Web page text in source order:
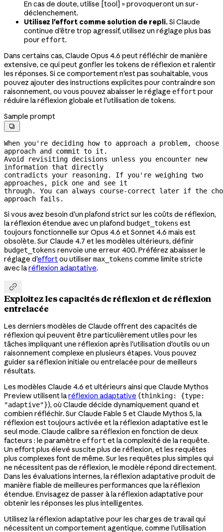
En cas de doute, utilise [tool] » provoqueront un sur-
déclenchement.
Utilisez l'effort comme solution de repli.Si Claude
continue d'être trop agressif, utilisez un réglage plus bas
pour effort.
Dans certains cas, Claude Opus 4.6 peut réfléchir de manière
extensive, ce qui peut gonfler les tokens de réflexion et ralentir
les réponses. Si ce comportement n'est pas souhaitable, vous
pouvez ajouter des instructions explicites pour contraindre son
raisonnement, ou vous pouvez abaisser le réglage effort pour
réduire la réflexion globale et l'utilisation de tokens.
Sample prompt

When you're deciding how to approach a problem, choose
approach and commit to it.
Avoid revisiting decisions unless you encounter new
information that directly
contradicts your reasoning. If you're weighing two
approaches, pick one and see it
through. You can always course-correct later if the
approach fails.
Si vous avez besoin d'un plafond strict sur les coûts de réflexion,
la réflexion étendue avec un plafond budget_tokens est
toujours fonctionnelle sur Opus 4.6 et Sonnet 4.6 mais est
obsolète. Sur Claude 4.7 et les modèles ultérieurs, définir
budget_tokens renvoie une erreur 400. Préférez abaisser le
réglage d'effort ou utiliser max_tokens comme limite stricte
avec laréflexion adaptative.

Exploitez les capacités de réflexion et de réflexion
entrelacée
Les derniers modèles de Claude offrent des capacités de
réflexion qui peuvent être particulièrement utiles pour les
tâches impliquant une réflexion après l'utilisation d'outils ou un
raisonnement complexe en plusieurs étapes. Vous pouvez
guider sa réflexion initiale ou entrelacée pour de meilleurs
résultats.
Les modèles Claude 4.6 et ultérieurs ainsi que Claude Mythos
Preview utilisent laréflexion adaptative (thinking: {type:
"adaptive"}), où Claude décide dynamiquement quand et
combien réfléchir. Sur Claude Fable 5 et Claude Mythos 5, la
réflexion est toujours activée et la réflexion adaptative est le
seul mode. Claude calibre sa réflexion en fonction de deux
facteurs : le paramètre effort et la complexité de la requête.
Un effort plus élevé suscite plus de réflexion, et les requêtes
plus complexes font de même. Sur les requêtes plus simples qui
ne nécessitent pas de réflexion, le modèle répond directement.
Dans les évaluations internes, la réflexion adaptative produit de
manière fiable de meilleures performances que la réflexion
étendue. Envisagez de passer à la réflexion adaptative pour
obtenir les réponses les plus intelligentes.
Utilisez la réflexion adaptative pour les charges de travail qui
nécessitent un comportement agentique, comme l'utilisation